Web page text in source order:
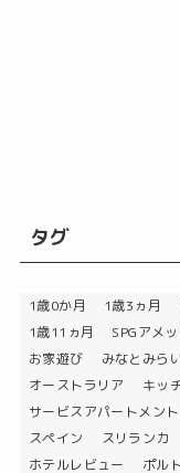
タグ
1歳0か月 1歳3ヵ月
1歳11ヵ月
SPGアメ
お家遊び
みなとみら
オーストラリア
キッ
サービスアパートメント
スペイン
スリランカ
ホテルレビュー
ポル